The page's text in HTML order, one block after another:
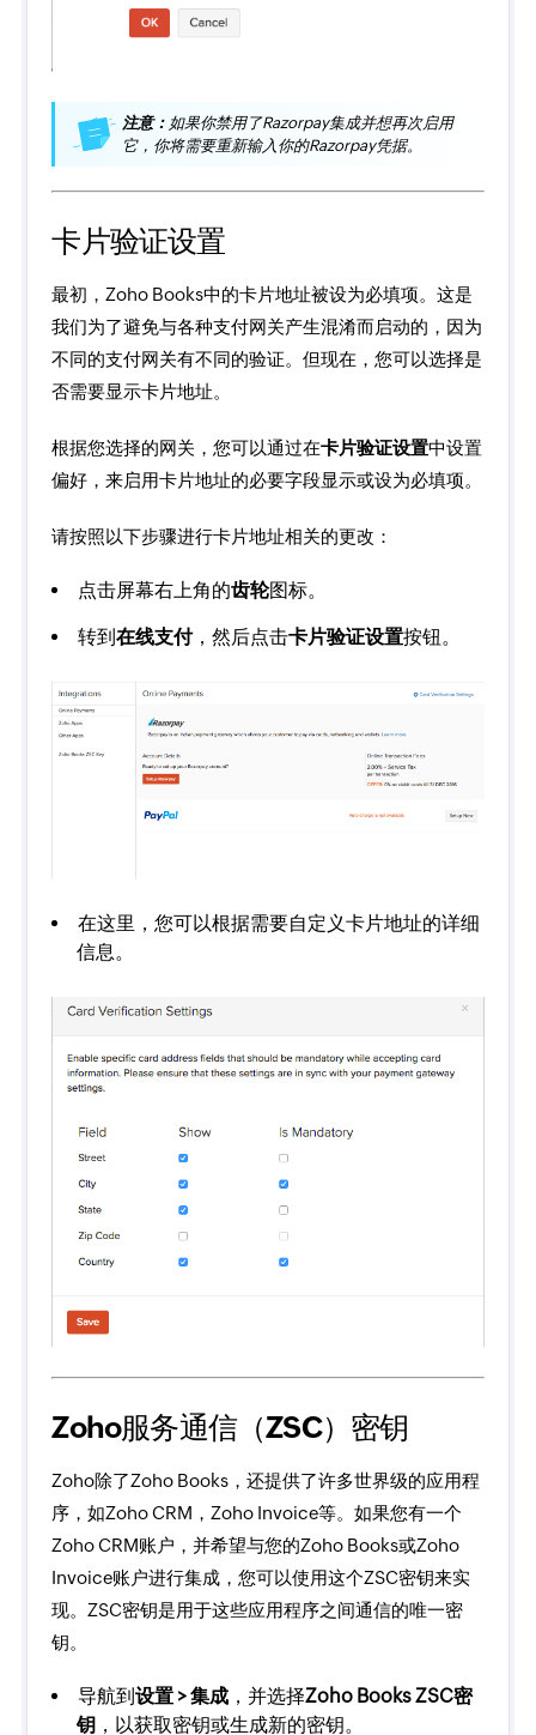
注意： 如果你禁用了Razorpay集成并想再次启用
它，你将需要重新输入你的Razorpay凭据。
卡片验证设置
最初，Zoho Books中的卡片地址被设为必填项。这是
我们为了避免与各种支付网关产生混淆而启动的，因为
不同的支付网关有不同的验证。但现在，您可以选择是
否需要显示卡片地址。
根据您选择的网关，您可以通过在卡片验证设置中设置
偏好，来启用卡片地址的必要字段显示或设为必填项。
请按照以下步骤进行卡片地址相关的更改：
点击屏幕右上角的齿轮图标。
转到在线支付，然后点击卡片验证设置按钮。
在这里，您可以根据需要自定义卡片地址的详细
信息。
Zoho服务通信（ZSC）密钥
Zoho除了Zoho Books，还提供了许多世界级的应用程
序，如Zoho CRM，Zoho Invoice等。如果您有一个
Zoho CRM账户，并希望与您的Zoho Books或Zoho
Invoice账户进行集成，您可以使用这个ZSC密钥来实
现。ZSC密钥是用于这些应用程序之间通信的唯一密
钥。
导航到设置 > 集成 ，并选择Zoho Books ZSC密
钥 ，以获取密钥或生成新的密钥。